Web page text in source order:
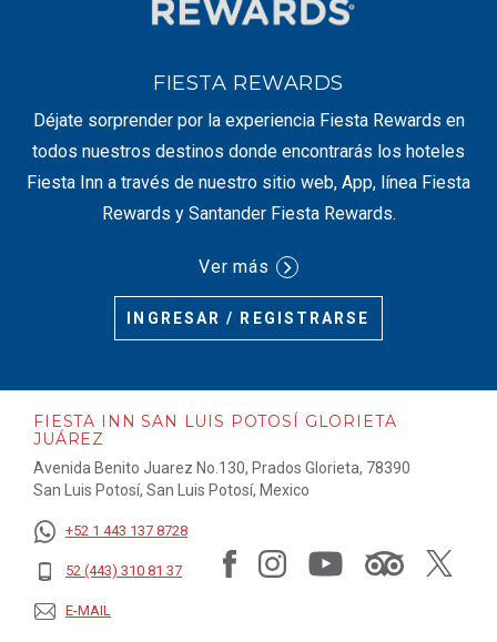
FIESTA REWARDS
Déjate sorprender por la experiencia Fiesta Rewards en
todos nuestros destinos donde encontrarás los hoteles
Fiesta Inn a través de nuestro sitio web, App, línea Fiesta
Rewards y Santander Fiesta Rewards.
Ver más
INGRESAR / REGISTRARSE
FIESTA INN SAN LUIS POTOSÍ GLORIETA
JUÁREZ
Avenida Benito Juarez No.130, Prados Glorieta, 78390
San Luis Potosí, San Luis Potosí, Mexico
+52 1 443 137 8728
52 (443) 310 81 37
E-MAIL